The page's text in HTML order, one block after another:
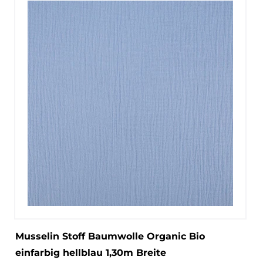
Musselin Stoff Baumwolle Organic Bio
einfarbig hellblau 1,30m Breite